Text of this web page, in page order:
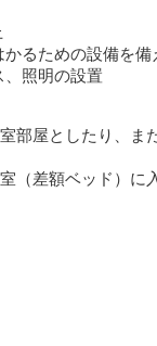
るための設備を備
、照明の設置
部屋としたり、ま
（差額ベッド）に